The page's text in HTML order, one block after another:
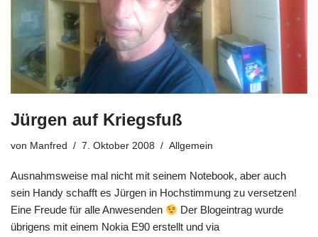
Jürgen auf Kriegsfuß
von Manfred 7. Oktober 2008 Allgemein
Ausnahmsweise mal nicht mit seinem Notebook, aber auch
sein Handy schafft es Jürgen in Hochstimmung zu versetzen!
Eine Freude für alle Anwesenden
Der Blogeintrag wurde
übrigens mit einem Nokia E90 erstellt und via